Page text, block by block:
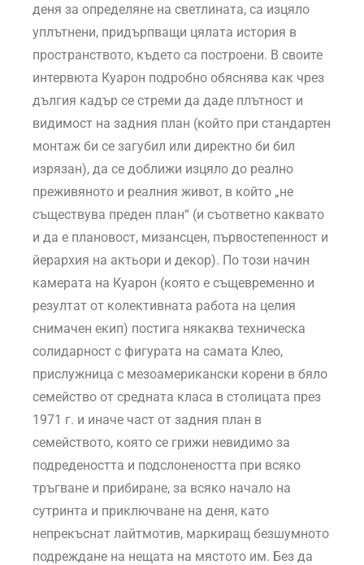
деня за определяне на светлината, са изцяло
уплътнени, придърпващи цялата история в
пространството, където са построени. В своите
интервюта Куарон подробно обяснява как чрез
дългия кадър се стреми да даде плътност и
видимост на задния план (който при стандартен
монтаж би се загубил или директно би бил
изрязан), да се доближи изцяло до реално
преживяното и реалния живот, в който „не
съществува преден план“ (и съответно каквато
и да е плановост, мизансцен, първостепенност и
йерархия на актьори и декор). По този начин
камерата на Куарон (която е същевременно и
резултат от колективната работа на целия
снимачен екип) постига някаква техническа
солидарност с фигурата на самата Клео,
прислужница с мезоамерикански корени в бяло
семейство от средната класа в столицата през
1971 г. и иначе част от задния план в
семейството, която се грижи невидимо за
подредеността и подслонеността при всяко
тръгване и прибиране, за всяко начало на
сутринта и приключване на деня, като
непрекъснат лайтмотив, маркиращ безшумното
подреждане на нещата на мястото им. Без да